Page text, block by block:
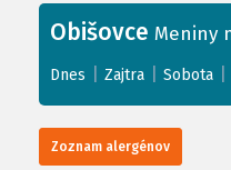
+
−
Obišovce Meniny
Dnes Zajtra Sobota
Zoznam alergénov